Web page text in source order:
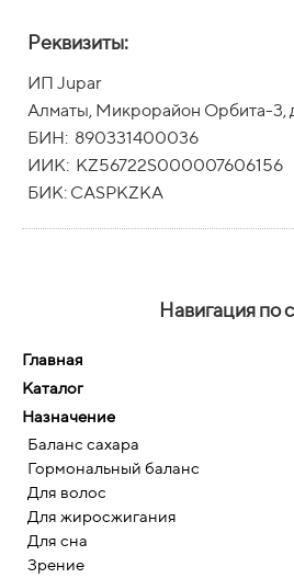
Реквизиты:
ИП Jupar
Алматы, Микрорайон Орбита-3,
БИН: 890331400036
ИИК: KZ56722S000007606156
БИК: CASPKZKA
Навигация по
Главная
Каталог
Назначение
Баланс сахара
Гормональный баланс
Для волос
Для жиросжигания
Для сна
Зрение